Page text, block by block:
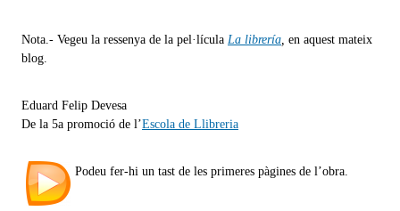
Nota.- Vegeu la ressenya de la pel·lícula La librería en aquest mateix
blog.
Eduard Felip Devesa
De la 5a promoció de l’Escola de Llibreria
Podeu fer-hi un tast de les primeres pàgines de l’obra.